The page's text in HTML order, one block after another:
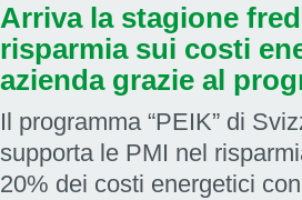
Arriva la stagione
risparmia sui costi
azienda grazie al
Il programma “PEIK” di
supporta le PMI nel
20% dei costi energetici